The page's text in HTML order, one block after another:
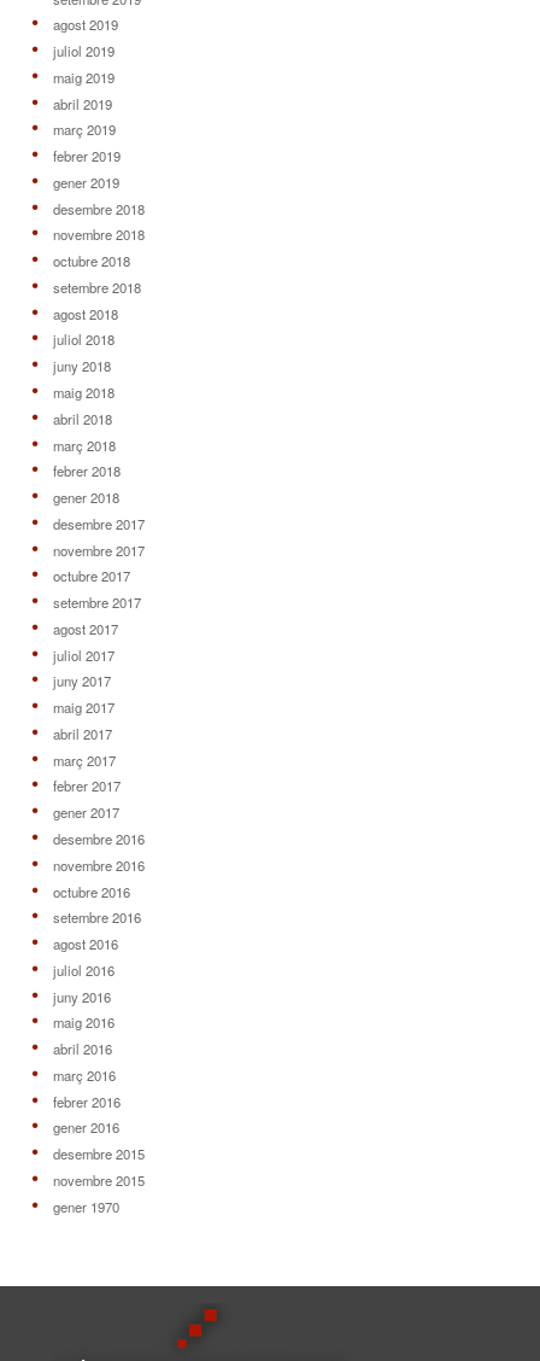
agost 2019
juliol 2019
maig 2019
abril 2019
març 2019
febrer 2019
gener 2019
desembre 2018
novembre 2018
octubre 2018
setembre 2018
agost 2018
juliol 2018
juny 2018
maig 2018
abril 2018
març 2018
febrer 2018
gener 2018
desembre 2017
novembre 2017
octubre 2017
setembre 2017
agost 2017
juliol 2017
juny 2017
maig 2017
abril 2017
març 2017
febrer 2017
gener 2017
desembre 2016
novembre 2016
octubre 2016
setembre 2016
agost 2016
juliol 2016
juny 2016
maig 2016
abril 2016
març 2016
febrer 2016
gener 2016
desembre 2015
novembre 2015
gener 1970